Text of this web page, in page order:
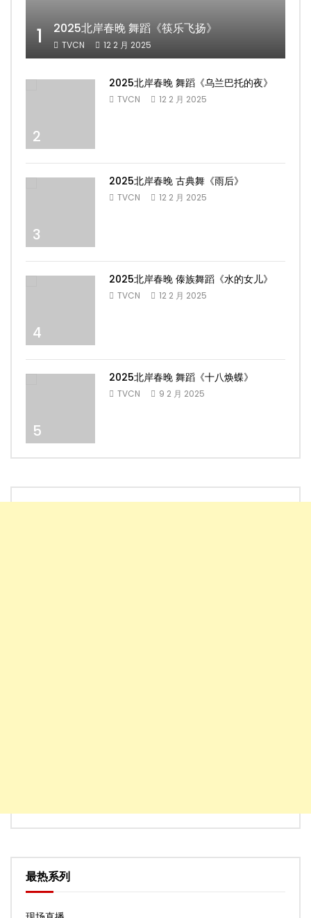
1 2025北岸春晚 舞蹈《筷乐飞扬》
TVCN 12 2 月 2025
2
2025北岸春晚 舞蹈《乌兰巴托的夜》
TVCN 12 2 月 2025
3
2025北岸春晚 古典舞《雨后》
TVCN 12 2 月 2025
4
2025北岸春晚 傣族舞蹈《水的女儿》
TVCN 12 2 月 2025
5
2025北岸春晚 舞蹈《十八焕蝶》
TVCN 9 2 月 2025
最热系列